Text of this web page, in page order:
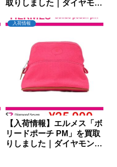
取りしました｜ダイヤモン
入荷情報
【入荷情報】エルメス「ボ
リードポーチ PM」を買取
りしました｜ダイヤモンド